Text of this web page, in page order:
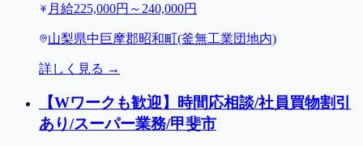
月給225,000円～240,000円
山梨県中巨摩郡昭和町(釜無工業団地内)
詳しく見る →
【Wワークも歓迎】時間応相談/社員買物割引
あり/スーパー業務/甲斐市